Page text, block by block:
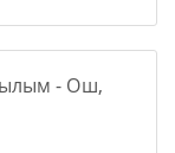
- Ош,